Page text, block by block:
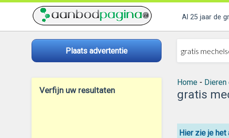
Al 25 jaar de
Plaats advertentie
Verfijn uw resultaten
Home- Dieren
gratis
Hier zie je